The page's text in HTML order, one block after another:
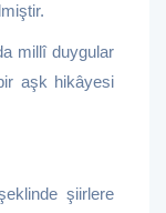
millî duygular
aşk hikâyesi
şiirlere